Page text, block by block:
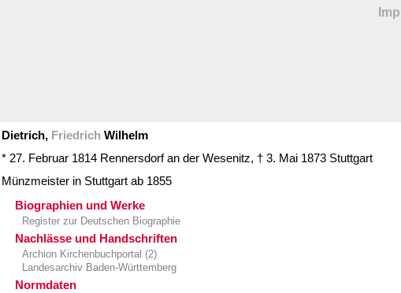
Dietrich, Friedrich Wilhelm
* 27. Februar 1814 Rennersdorf an der Wesenitz, † 3. Mai 1873 Stuttgart
Münzmeister in Stuttgart ab 1855
Biographien und Werke
Register zur Deutschen Biographie
Nachlässe und Handschriften
Archion Kirchenbuchportal (2)
Landesarchiv Baden-Württemberg
Normdaten